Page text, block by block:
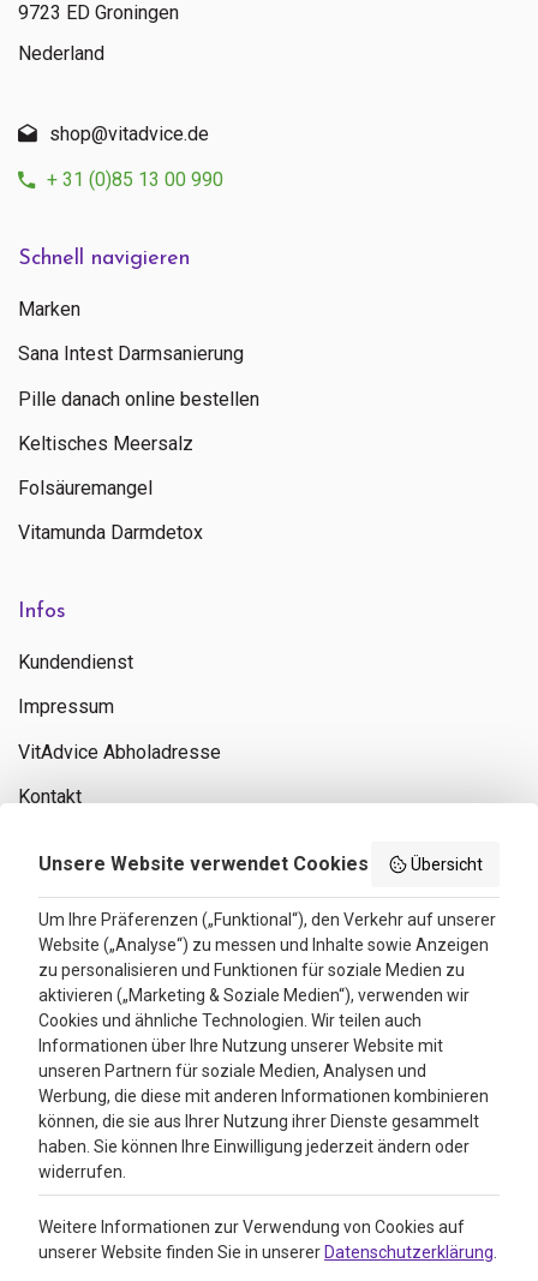
Schnell navigieren
Marken
Sana Intest Darmsanierung
Pille danach online bestellen
Keltisches Meersalz
Folsäuremangel
Vitamunda Darmdetox
Infos
Kundendienst
Impressum
VitAdvice Abholadresse
Kontakt
Bewertungen
4.3
Google Reviews
9723 ED Groningen
Nederland
shop@vitadvice.de
+ 31 (0)85 13 00 990
Unsere Website verwendet Cookies Übersicht
Um Ihre Präferenzen („Funktional“), den Verkehr auf unserer
Website („Analyse“) zu messen und Inhalte sowie Anzeigen
zu personalisieren und Funktionen für soziale Medien zu
aktivieren („Marketing & Soziale Medien“), verwenden wir
Cookies und ähnliche Technologien. Wir teilen auch
Informationen über Ihre Nutzung unserer Website mit
unseren Partnern für soziale Medien, Analysen und
Werbung, die diese mit anderen Informationen kombinieren
können, die sie aus Ihrer Nutzung ihrer Dienste gesammelt
haben. Sie können Ihre Einwilligung jederzeit ändern oder
widerrufen.
Weitere Informationen zur Verwendung von Cookies auf
unserer Website finden Sie in unserer Datenschutzerklärung